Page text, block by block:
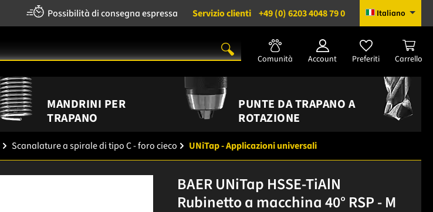
Possibilità di consegna espressa Servizio clienti +49 (0) 6203 4048 79 0 Italiano
Comunità Account Preferiti Carrello
MANDRINI PER
TRAPANO
PUNTE DA TRAPANO A
ROTAZIONE
Scanalature a spirale di tipo C - foro cieco UNiTap - Applicazioni universali
BAER UNiTap HSSE-TiAlN
Rubinetto a macchina 40° RSP - M